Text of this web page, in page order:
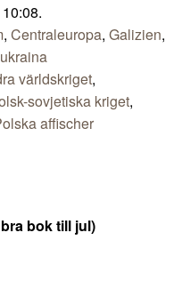
, Centraleuropa, Galizien,
ukraina
världskriget,
sovjetiska kriget,
affischer
bok till jul)